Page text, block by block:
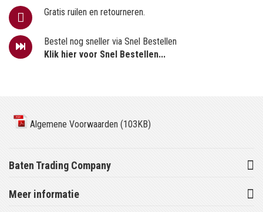
Gratis ruilen en retourneren.
Bestel nog sneller via Snel Bestellen
Klik hier voor Snel Bestellen...
Algemene Voorwaarden (103KB)
Baten Trading Company
Meer informatie